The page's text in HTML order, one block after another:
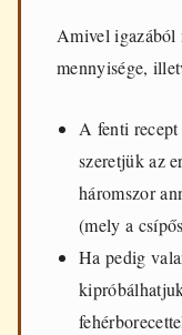
Amivel igazából
mennyisége,
A fenti
szeretjük az
háromszor
(mely a
Ha pedig